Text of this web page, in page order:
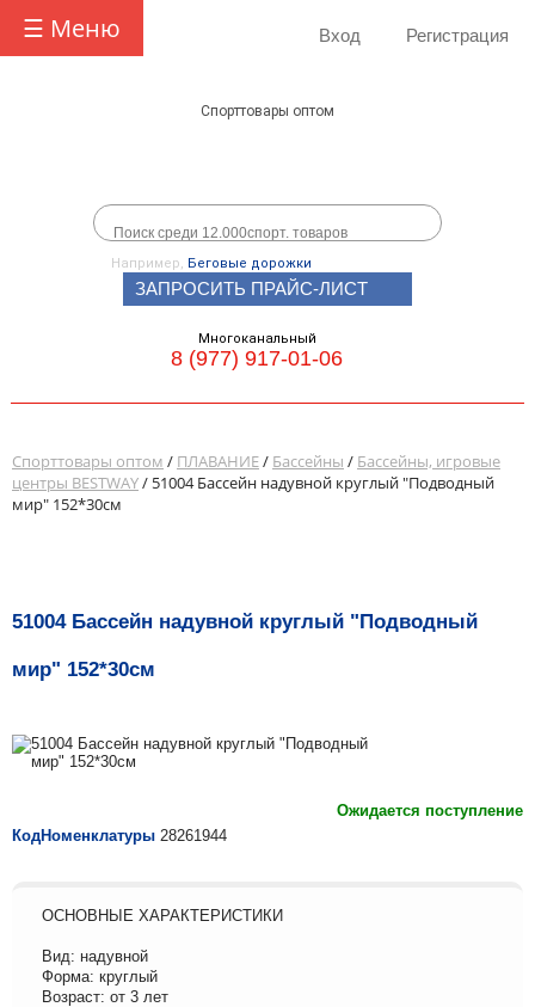
☰ Меню Вход Регистрация
Спорттовары оптом
Например, Беговые дорожки
ЗАПРОСИТЬ ПРАЙС-ЛИСТ
Многоканальный
8 (977) 917-01-06
Спорттовары оптом / ПЛАВАНИЕ/ Бассейны / Бассейны, игровые
центры BESTWAY/ 51004 Бассейн надувной круглый "Подводный
мир" 152*30см
51004 Бассейн надувной круглый "Подводный
мир" 152*30см
Ожидается поступление
КодНоменклатуры 28261944
ОСНОВНЫЕ ХАРАКТЕРИСТИКИ
Вид: надувной
Форма: круглый
Возраст: от 3 лет